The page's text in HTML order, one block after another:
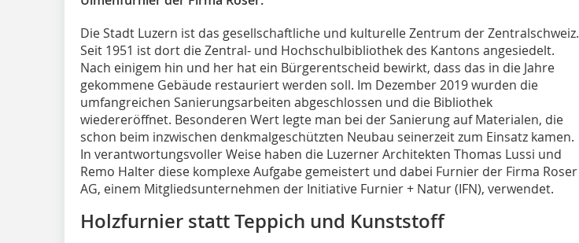
Die Stadt Luzern ist das gesellschaftliche und kulturelle Zentrum der Zentralschweiz.
Seit 1951 ist dort die Zentral- und Hochschulbibliothek des Kantons angesiedelt.
Nach einigem hin und her hat ein Bürgerentscheid bewirkt, dass das in die Jahre
gekommene Gebäude restauriert werden soll. Im Dezember 2019 wurden die
umfangreichen Sanierungsarbeiten abgeschlossen und die Bibliothek
wiedereröffnet. Besonderen Wert legte man bei der Sanierung auf Materialen, die
schon beim inzwischen denkmalgeschützten Neubau seinerzeit zum Einsatz kamen.
In verantwortungsvoller Weise haben die Luzerner Architekten Thomas Lussi und
Remo Halter diese komplexe Aufgabe gemeistert und dabei Furnier der Firma Roser
AG, einem Mitgliedsunternehmen der Initiative Furnier + Natur (IFN), verwendet.
Holzfurnier statt Teppich und Kunststoff